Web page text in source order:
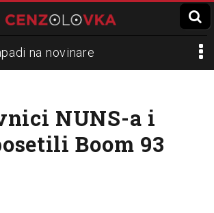
na novinare
Lokalni mediji
Slavko Ćuruvija
NUNS-a i
Boom 93